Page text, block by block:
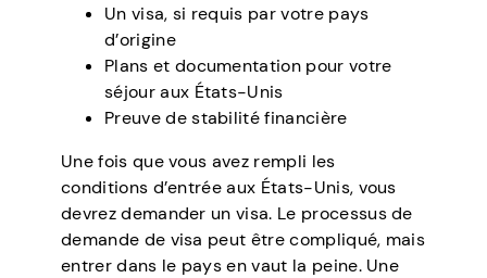
Un visa, si requis par votre pays
d’origine
Plans et documentation pour votre
séjour aux États-Unis
Preuve de stabilité financière
Une fois que vous avez rempli les
conditions d’entrée aux États-Unis, vous
devrez demander un visa. Le processus de
demande de visa peut être compliqué, mais
entrer dans le pays en vaut la peine. Une